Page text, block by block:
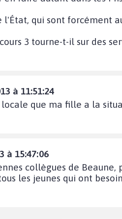
l'État, qui sont forcément
3 tourne-t-il sur des
à 11:51:24
que ma fille a la
à 15:47:06
collègues de
les jeunes qui ont